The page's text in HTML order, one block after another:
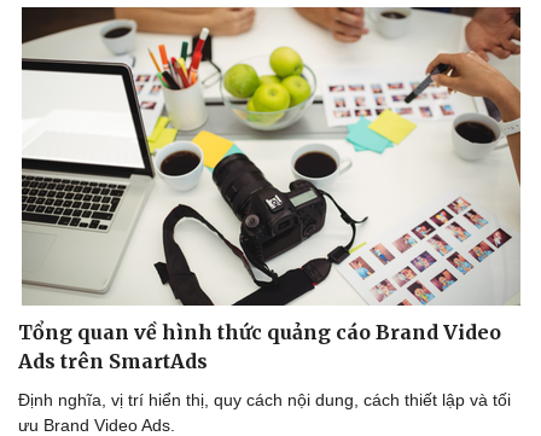
Tổng quan về hình thức quảng cáo Brand Video
Ads trên SmartAds
Định nghĩa, vị trí hiển thị, quy cách nội dung, cách thiết lập và tối
ưu Brand Video Ads.